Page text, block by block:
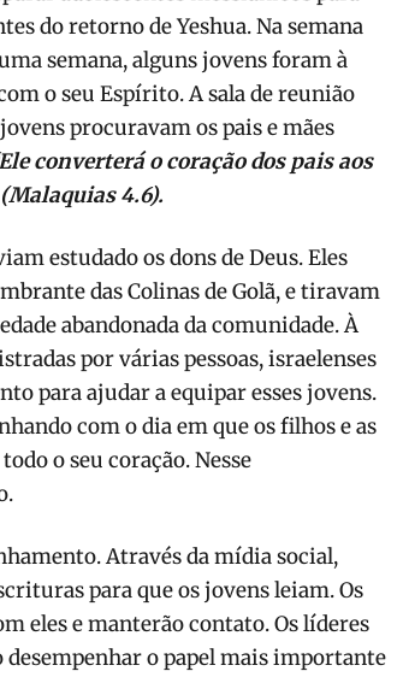
do retorno de Yeshua. Na semana
semana, alguns jovens foram à
o seu Espírito. A sala de reunião
procuravam os pais e mães
converterá o coração dos pais aos
4.6).
estudado os dons de Deus. Eles
das Colinas de Golã, e tiravam
abandonada da comunidade. À
por várias pessoas, israelenses
para ajudar a equipar esses jovens.
com o dia em que os filhos e as
o seu coração. Nesse
Através da mídia social,
para que os jovens leiam. Os
eles e manterão contato. Os líderes
desempenhar o papel mais importante